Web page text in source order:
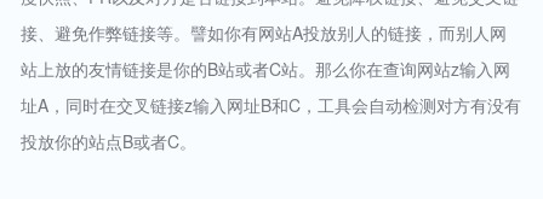
接、避免作弊链接等。譬如你有网站A投放别人的链接，而别人网
站上放的友情链接是你的B站或者C站。那么你在查询网站z输入网
址A，同时在交叉链接z输入网址B和C，工具会自动检测对方有没有
投放你的站点B或者C。